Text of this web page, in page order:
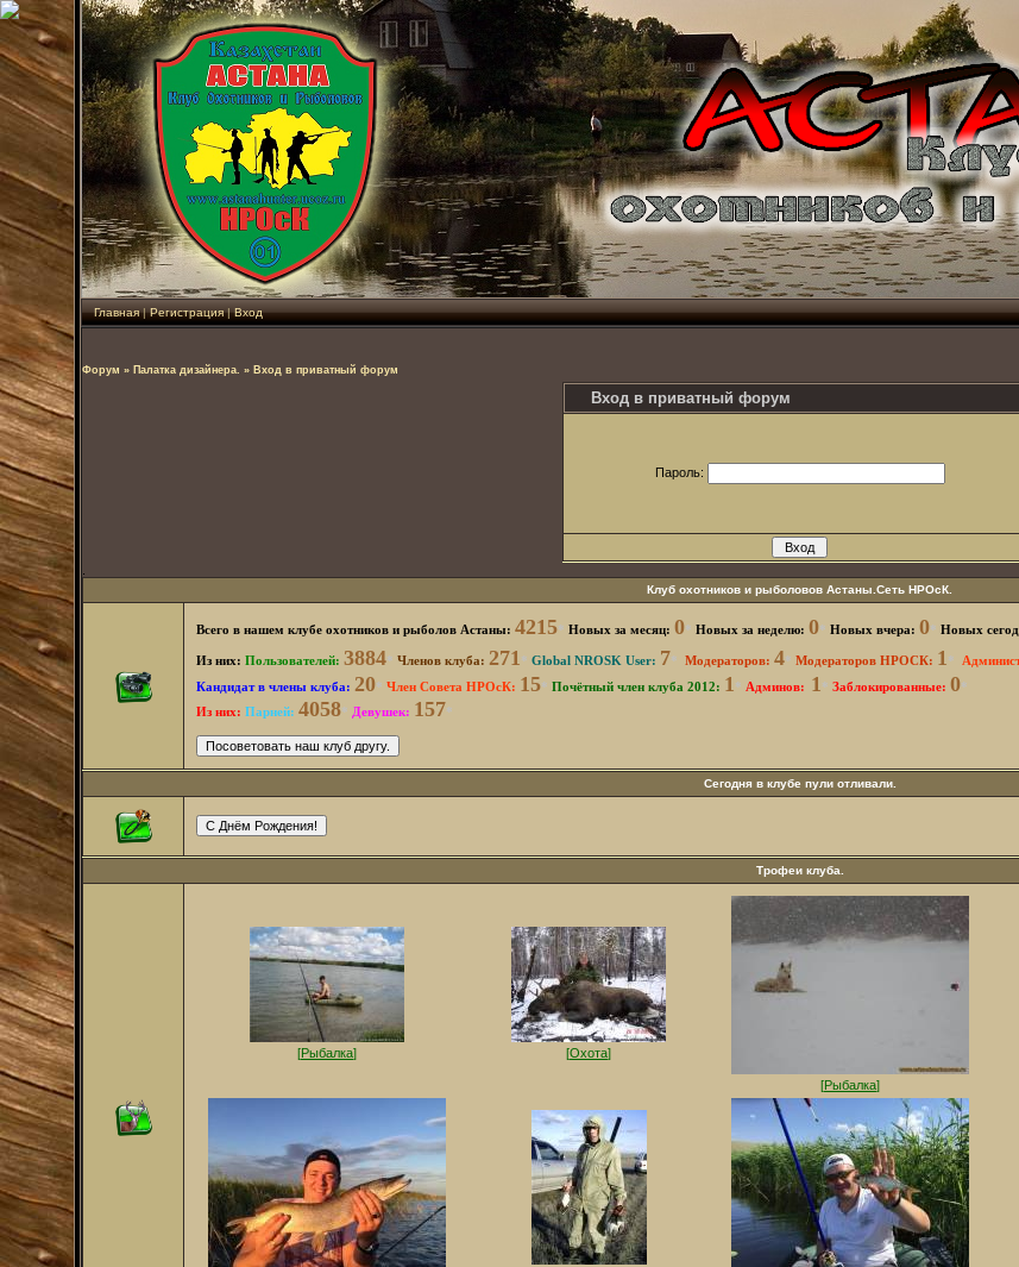
Главная|Регистрация|Вход
Форум » Палатка дизайнера. » Вход в приватный форум
Вход в приватный форум
Пароль:
Клуб охотников и рыболовов Астаны.Сеть НРОсК.
Всего в нашем клубе охотников и рыболов Астаны: 4215* Новых за месяц: 0* Новых за неделю: 0* Новых вчера: 0* Новых
Из них: Пользователей: 3884* Членов клуба: 271* Global NROSK User: 7* Модераторов: 4* Модераторов НРОСК: 1*
Кандидат в члены клуба: 20* Член Совета НРОсК: 15* Почётный член клуба 2012: 1* Админов: 1* Заблокированные: 0*
Из них: Парней: 4058* Девушек: 157*
Сегодня в клубе пули отливали.
Трофеи клуба.
[Рыбалка] [Охота]
[Рыбалка]